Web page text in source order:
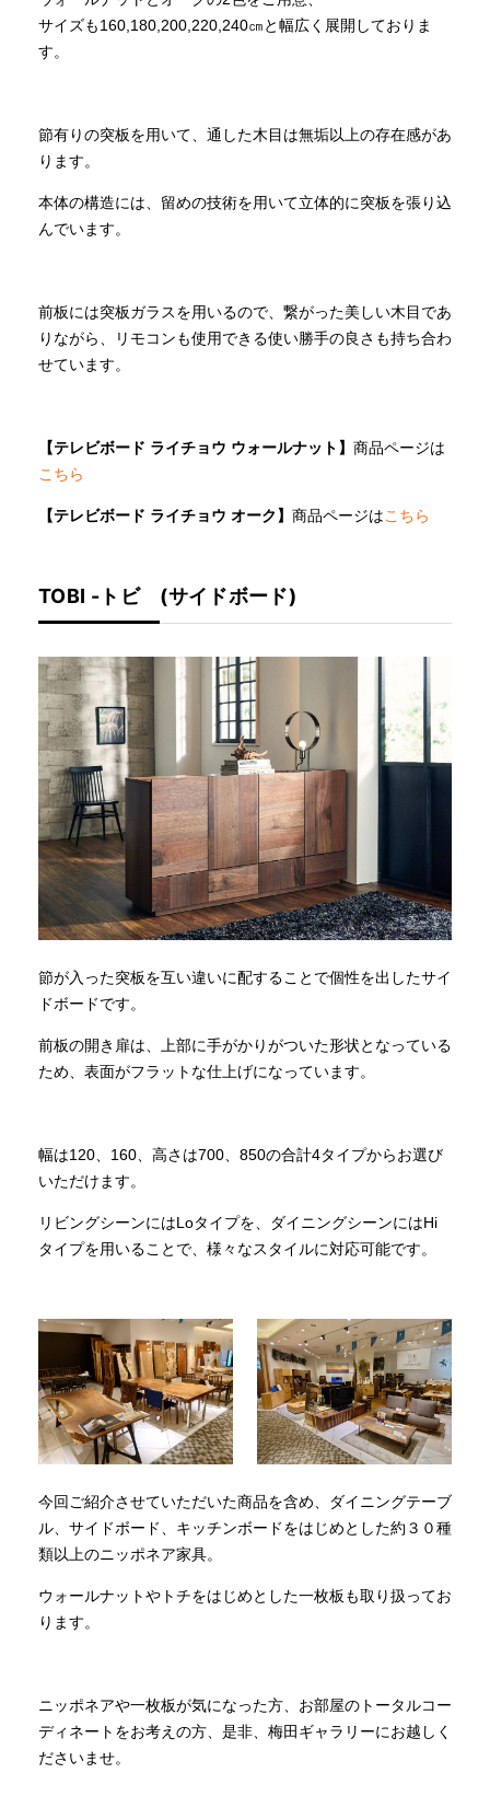
サイズも160,180,200,220,240㎝と幅広く展開しておりま
す。
節有りの突板を用いて、通した木目は無垢以上の存在感があ
ります。
本体の構造には、留めの技術を用いて立体的に突板を張り込
んでいます。
前板には突板ガラスを用いるので、繋がった美しい木目であ
りながら、リモコンも使用できる使い勝手の良さも持ち合わ
せています。
【テレビボード ライチョウ ウォールナット】 商品ページは
こちら
【テレビボード ライチョウ オーク】 商品ページはこちら
TOBI -トビ (サイドボード)
節が入った突板を互い違いに配することで個性を出したサイ
ドボードです。
前板の開き扉は、上部に手がかりがついた形状となっている
ため、表面がフラットな仕上げになっています。
幅は120、160、高さは700、850の合計4タイプからお選び
いただけます。
リビングシーンにはLoタイプを、ダイニングシーンにはHi
タイプを用いることで、様々なスタイルに対応可能です。
今回ご紹介させていただいた商品を含め、ダイニングテーブ
ル、サイドボード、キッチンボードをはじめとした約３０種
類以上のニッポネア家具。
ウォールナットやトチをはじめとした一枚板も取り扱ってお
ります。
ニッポネアや一枚板が気になった方、お部屋のトータルコー
ディネートをお考えの方、是非、梅田ギャラリーにお越しく
ださいませ。